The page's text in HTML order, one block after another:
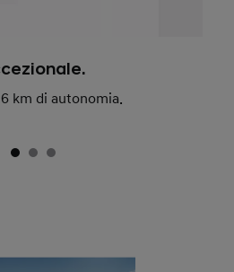
km di autonomia.